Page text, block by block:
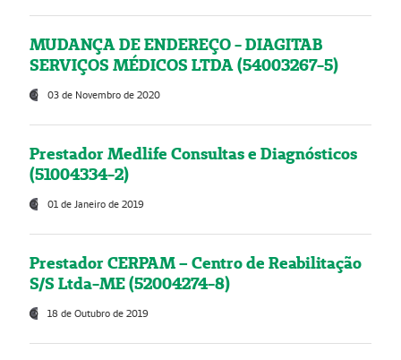
MUDANÇA DE ENDEREÇO - DIAGITAB
SERVIÇOS MÉDICOS LTDA (54003267-5)
03 de Novembro de 2020
Prestador Medlife Consultas e Diagnósticos
(51004334-2)
01 de Janeiro de 2019
Prestador CERPAM – Centro de Reabilitação
S/S Ltda-ME (52004274-8)
18 de Outubro de 2019